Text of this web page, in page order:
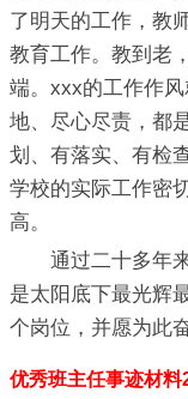
了明天的工作，教
教育工作。教到老
端。xxx的工作作
地、尽心尽责，都
划、有落实、有检
学校的实际工作密
高。
通过二十多年来
是太阳底下最光辉
个岗位，并愿为此
优秀班主任事迹材料